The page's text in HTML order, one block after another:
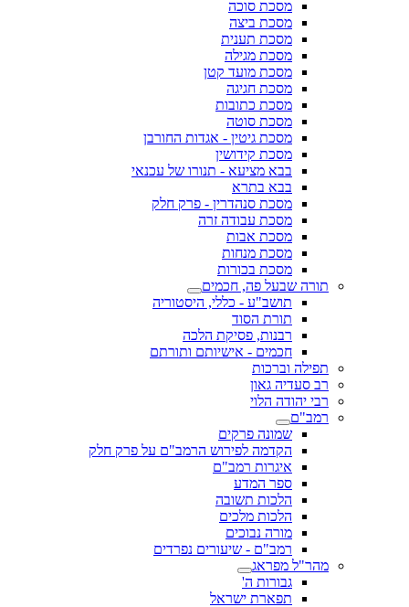
מסכת סוכה
מסכת ביצה
מסכת תענית
מסכת מגילה
מסכת מועד קטן
מסכת חגיגה
מסכת כתובות
מסכת סוטה
מסכת גיטין - אגדות החורבן
מסכת קידושין
בבא מציעא - תנורו של עכנאי
בבא בתרא
מסכת סנהדרין - פרק חלק
מסכת עבודה זרה
מסכת אבות
מסכת מנחות
מסכת בכורות
תורה שבעל פה, חכמים
תושב"ע - כללי, היסטוריה
תורת הסוד
רבנות, פסיקת הלכה
חכמים - אישיותם ותורתם
תפילה וברכות
רב סעדיה גאון
רבי יהודה הלוי
רמב"ם
שמונה פרקים
הקדמה לפירוש הרמב"ם על פרק חלק
איגרות רמב"ם
ספר המדע
הלכות תשובה
הלכות מלכים
מורה נבוכים
רמב"ם - שיעורים נפרדים
מהר"ל מפראג
גבורות ה'
תפארת ישראל